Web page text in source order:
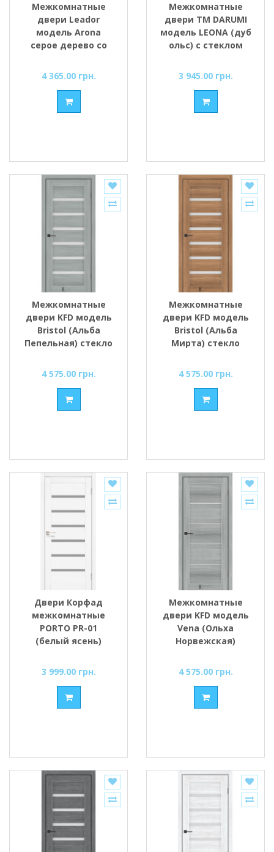
Межкомнатные
двери Leador
модель Arona
серое дерево со
4 365.00 грн.
Межкомнатные
двери ТМ DARUMI
модель LEONA (дуб
ольс) с стеклом
3 945.00 грн.
Межкомнатные
двери KFD модель
Bristol (Альба
Пепельная) стекло
4 575.00 грн.
Межкомнатные
двери KFD модель
Bristol (Альба
Мирта) стекло
4 575.00 грн.
Двери Корфад
межкомнатные
PORTO PR-01
(белый ясень)
3 999.00 грн.
Межкомнатные
двери KFD модель
Vena (Ольха
Норвежская)
черное стекло
4 575.00 грн.